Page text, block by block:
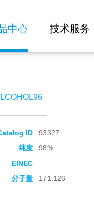
中心 技术服务
ID 93327
纯度
98%
EINEC
分子量 171.126